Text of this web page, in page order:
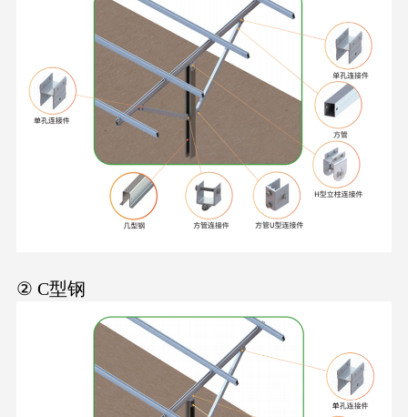
② C型钢